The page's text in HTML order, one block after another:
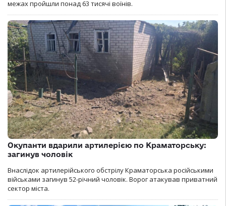
межах пройшли понад 63 тисячі воїнів.
Окупанти вдарили артилерією по Краматорську:
загинув чоловік
Внаслідок артилерійського обстрілу Краматорська російськими
військами загинув 52-річний чоловік. Ворог атакував приватний
сектор міста.